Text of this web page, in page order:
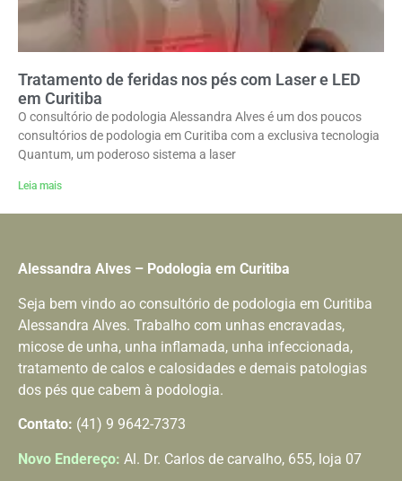
Tratamento de feridas nos pés com Laser e LED
em Curitiba
O consultório de podologia Alessandra Alves é um dos poucos
consultórios de podologia em Curitiba com a exclusiva tecnologia
Quantum, um poderoso sistema a laser
Leia mais
Alessandra Alves – Podologia em Curitiba
Seja bem vindo ao consultório de podologia em Curitiba
Alessandra Alves. Trabalho com unhas encravadas,
micose de unha, unha inflamada, unha infeccionada,
tratamento de calos e calosidades e demais patologias
dos pés que cabem à podologia.
Contato: (41) 9 9642-7373
Novo Endereço: Al. Dr. Carlos de carvalho, 655, loja 07